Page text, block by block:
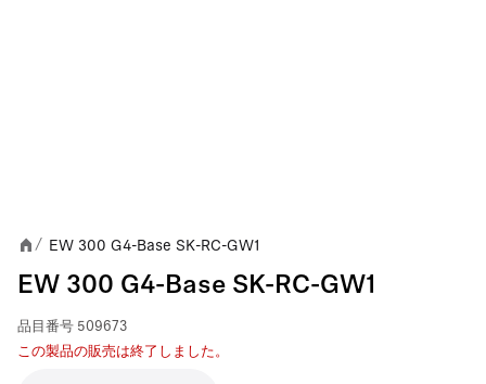
/ EW 300 G4-Base SK-RC-GW1
EW 300 G4-Base SK-RC-GW1
品目番号 509673
この製品の販売は終了しました。